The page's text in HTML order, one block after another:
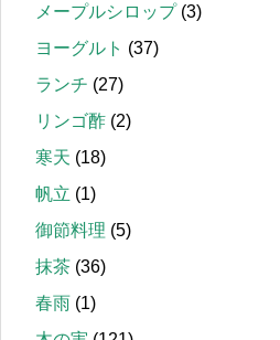
メープルシロップ(3)
ヨーグルト (37)
ランチ (27)
リンゴ酢 (2)
寒天 (18)
帆立 (1)
御節料理 (5)
抹茶 (36)
春雨 (1)